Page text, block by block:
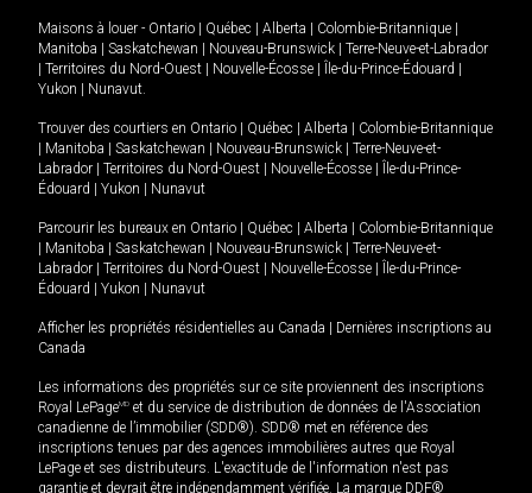
Maisons à louer - Ontario Québec Alberta Colombie-Britannique
Manitoba
Saskatchewan Nouveau-Brunswick
Terre-Neuve-et-Labrador
Territoires du Nord-Ouest Nouvelle-Écosse Île-du-Prince-Édouard
Yukon
Nunavut.
Trouver des courtiers en Ontario Québec Alberta
Colombie-Britannique
Manitoba Saskatchewan Nouveau-Brunswick
Terre-Neuve-et-
Labrador
Territoires du Nord-Ouest Nouvelle-Écosse
Île-du-Prince-
Édouard
Yukon Nunavut
Parcourir les bureaux en Ontario Québec Alberta
Colombie-Britannique
Manitoba Saskatchewan Nouveau-Brunswick
Terre-Neuve-et-
Labrador
Territoires du Nord-Ouest Nouvelle-Écosse
Île-du-Prince-
Édouard
Yukon Nunavut
Afficher les propriétés résidentielles au Canada
Dernières inscriptions au
Canada
Les informations des propriétés sur ce site proviennent des inscriptions
Royal LePageMD et du service de distribution de données de l'Association
canadienne de l’immobilier (SDD®). SDD® met en référence des
inscriptions tenues par des agences immobilières autres que Royal
LePage et ses distributeurs. L'exactitude de l'information n'est pas
garantie et devrait être indépendamment vérifiée. La marque DDF®